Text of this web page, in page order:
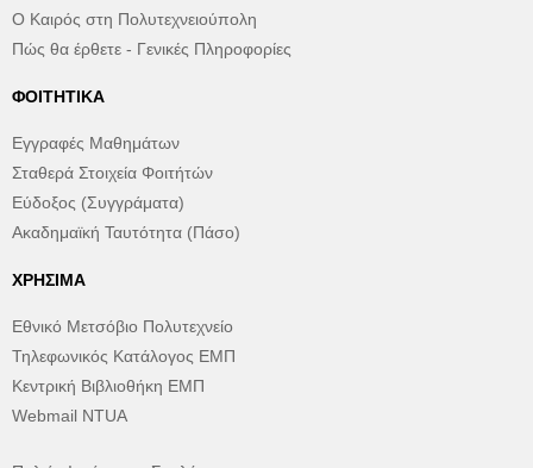
Ο Καιρός στη Πολυτεχνειούπολη
Πώς θα έρθετε - Γενικές Πληροφορίες
ΦΟΙΤΗΤΙΚΆ
Εγγραφές Μαθημάτων
Σταθερά Στοιχεία Φοιτήτών
Εύδοξος (Συγγράματα)
Ακαδημαϊκή Ταυτότητα (Πάσο)
ΧΡΉΣΙΜΑ
Εθνικό Μετσόβιο Πολυτεχνείο
Τηλεφωνικός Κατάλογος ΕΜΠ
Κεντρική Βιβλιοθήκη ΕΜΠ
Webmail NTUA